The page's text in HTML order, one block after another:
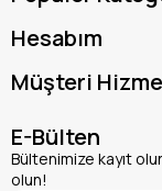
Hesabım
Müşteri
E-Bülten
Bültenimize kayıt
olun!